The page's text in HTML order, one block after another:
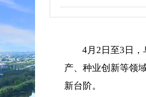
4月2日至3日
产、种业创新等领
新台阶。